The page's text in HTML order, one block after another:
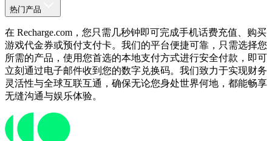
热门产品
在 Recharge.com，您只需几秒钟即可完成手机话费充值、购买
游戏代金券或预付支付卡。我们的平台便捷可靠，只需选择您
所需的产品，使用您首选的本地支付方式进行安全付款，即可
立刻通过电子邮件收到您的数字兑换码。我们致力于实现财务
灵活性与全球互联互通，确保无论您身处世界何地，都能畅享
无缝沟通与娱乐体验。